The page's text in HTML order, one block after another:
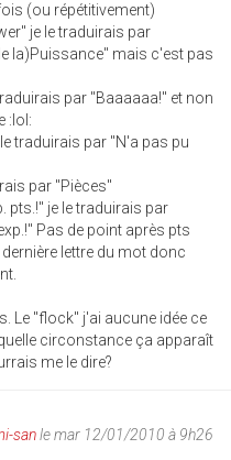
(ou répétitivement)
je le traduirais par
la)Puissance" mais c'est pas
par "Baaaaaa!" et non
:lol:
traduirais par "N'a pas pu
par "Pièces"
pts.!" je le traduirais par
Pas de point après pts
lettre du mot donc
Le "flock" j'ai aucune idée ce
circonstance ça apparaît
me le dire?
sanle mar 12/01/2010 à 9h26